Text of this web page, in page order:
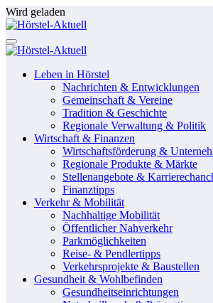
Zum
Inhalt
springen
Wird geladen
Leben in Hörstel
Nachrichten & Entwicklungen
Gemeinschaft & Vereine
Tradition & Geschichte
Regionale Verwaltung & Politik
Wirtschaft & Finanzen
Wirtschaftsförderung &
Regionale Produkte & Märkte
Stellenangebote &
Finanztipps
Verkehr & Mobilität
Nachhaltige Mobilität
Öffentlicher Nahverkehr
Parkmöglichkeiten
Reise- & Pendlertipps
Verkehrsprojekte & Baustellen
Gesundheit & Wohlbefinden
Gesundheitseinrichtungen